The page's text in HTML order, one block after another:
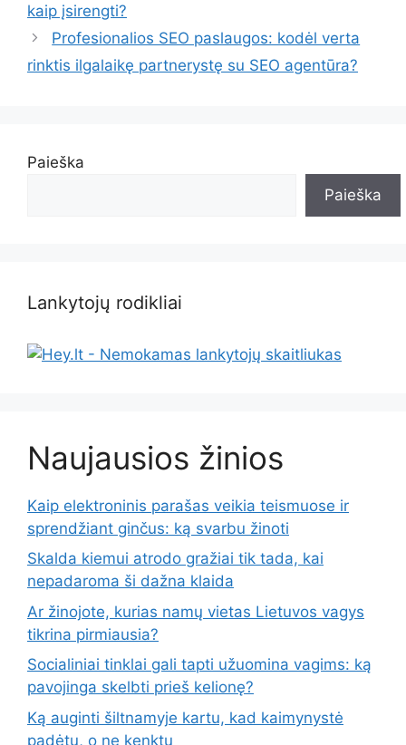
kaip įsirengti?
Profesionalios SEO paslaugos: kodėl verta
rinktis ilgalaikę partnerystę su SEO agentūra?
Paieška
Paieška
Lankytojų rodikliai
Naujausios žinios
Kaip elektroninis parašas veikia teismuose ir
sprendžiant ginčus: ką svarbu žinoti
Skalda kiemui atrodo gražiai tik tada, kai
nepadaroma ši dažna klaida
Ar žinojote, kurias namų vietas Lietuvos vagys
tikrina pirmiausia?
Socialiniai tinklai gali tapti užuomina vagims: ką
pavojinga skelbti prieš kelionę?
Ką auginti šiltnamyje kartu, kad kaimynystė
padėtų, o ne kenktų